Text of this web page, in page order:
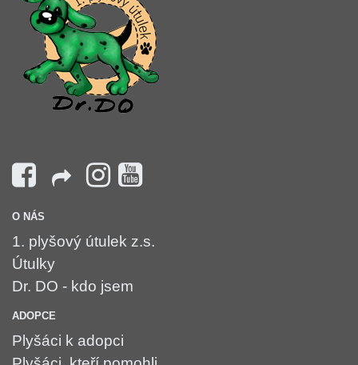
O NÁS
1. plyšový útulek z.s.
Útulky
Dr. DO - kdo jsem
ADOPCE
Plyšáci k adopci